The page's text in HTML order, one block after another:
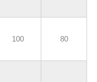
100 80